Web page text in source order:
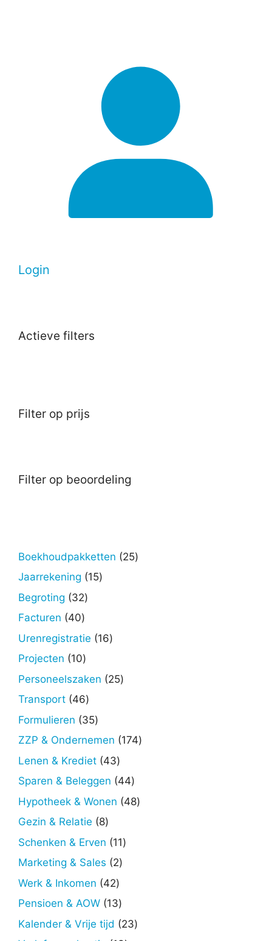
Login
Actieve filters
Filter op prijs
Filter op beoordeling
Boekhoudpakketten 2525
Jaarrekening 1515
Begroting 3232
Facturen 4040
producten
Urenregistratie 1616
Projecten 1010
producten
Personeelszaken 2525
Transport 4646
producten
Formulieren 3535
producten
ZZP & Ondernemen 174174
Lenen & Krediet 4343
producten
Sparen & Beleggen 4444
producten
Hypotheek & Wonen 4848
Gezin & Relatie 88
producten
Schenken & Erven 1111
Marketing & Sales 22
Werk & Inkomen 4242
producten
Pensioen & AOW 1313
producten
Kalender & Vrije tijd 2323